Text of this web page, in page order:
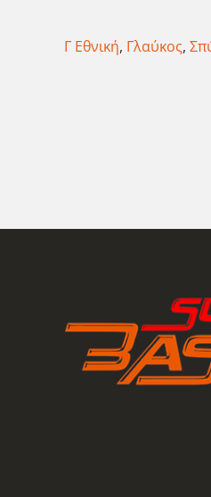
Γ Εθνική, Γλαύκος,